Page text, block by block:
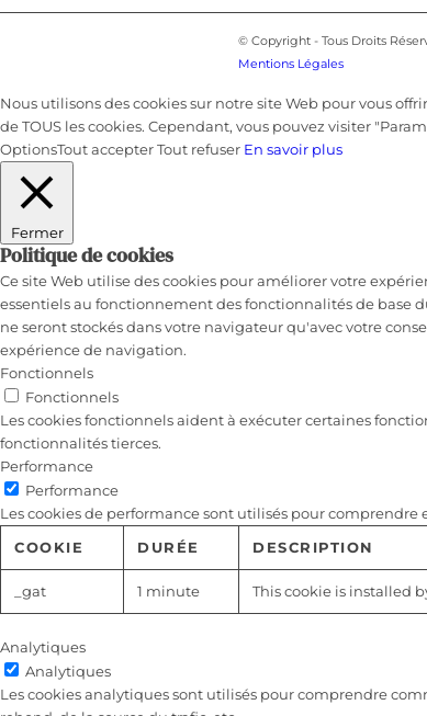
© Copyright - Tous Droits
Mentions Légales
Nous utilisons des cookies sur notre site Web pour vous
de TOUS les cookies. Cependant, vous pouvez visiter
OptionsTout accepterTout refuser En savoir plus
Fermer
Politique de cookies
Ce site Web utilise des cookies pour améliorer votre
essentiels au fonctionnement des fonctionnalités de base
ne seront stockés dans votre navigateur qu'avec votre
expérience de navigation.
Fonctionnels
Fonctionnels
Les cookies fonctionnels aident à exécuter certaines
fonctionnalités tierces.
Performance
Performance
Les cookies de performance sont utilisés pour
COOKIE
DURÉE DESCRIPTION
_gat 1 minute This cookie is installed
Analytiques
Analytiques
Les cookies analytiques sont utilisés pour comprendre